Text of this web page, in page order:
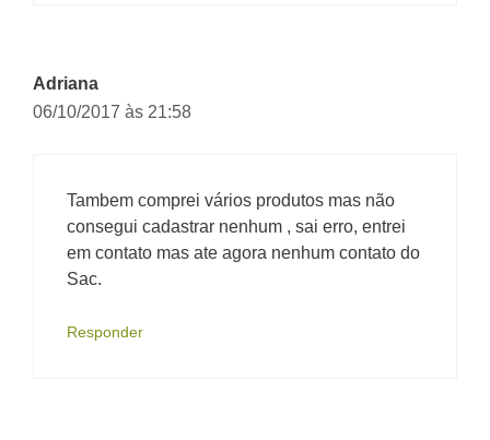
Adriana
06/10/2017 às 21:58
Tambem comprei vários produtos mas não
consegui cadastrar nenhum , sai erro, entrei
em contato mas ate agora nenhum contato do
Sac.
Responder